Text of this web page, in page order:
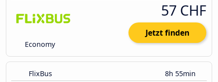
Economy
57 CHF
Jetzt finden
FlixBus 8h 55min